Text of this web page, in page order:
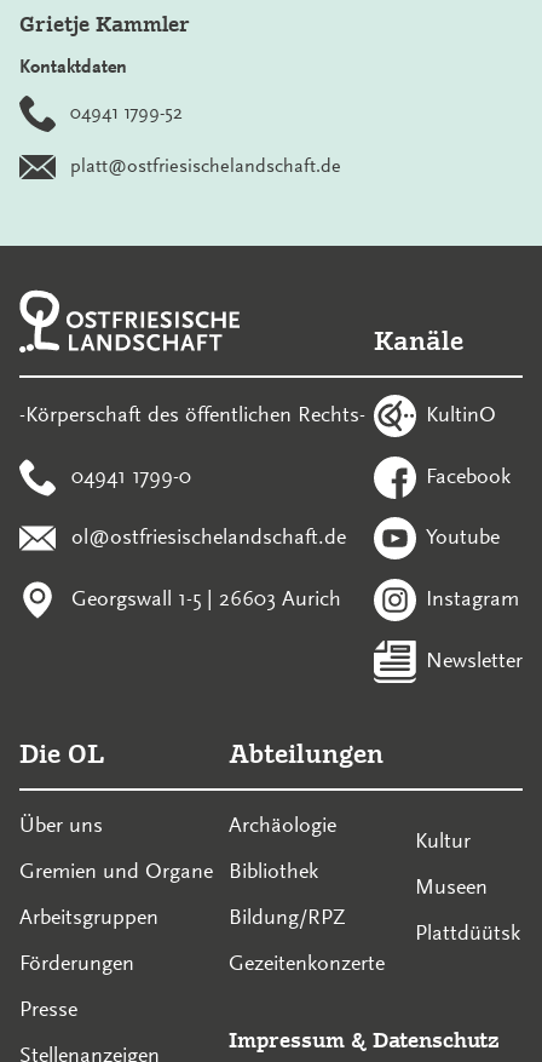
Grietje Kammler
Kontaktdaten
04941 1799-52
platt@ostfriesischelandschaft.de
-Körperschaft des öffentlichen Rechts-
04941 1799-0
ol@ostfriesischelandschaft.de
Georgswall 1-5 | 26603 Aurich
Kanäle
KultinO
Facebook
Youtube
Instagram
Newsletter
Die OL
Über uns
Gremien und Organe
Arbeitsgruppen
Förderungen
Presse
Stellenanzeigen
Abteilungen
Archäologie
Bibliothek
Bildung/RPZ
Gezeitenkonzerte
Kultur
Museen
Plattdüütsk
Impressum & Datenschutz